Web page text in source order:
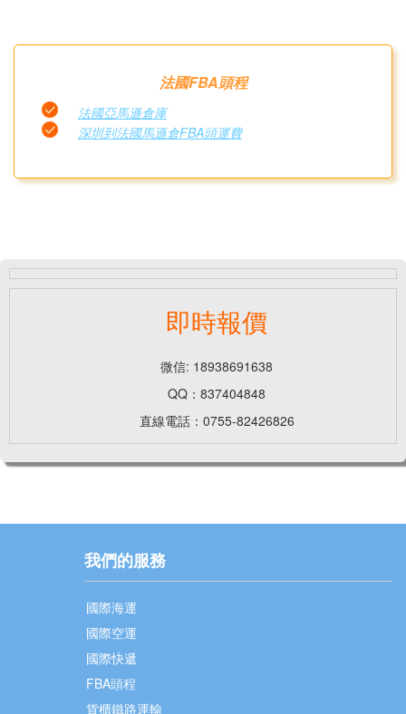
法國FBA頭程
法國亞馬遜倉庫
深圳到法國馬遜倉FBA頭運費
即時報價
微信: 18938691638
QQ：837404848
直線電話：0755-82426826
我們的服務
國際海運
國際空運
國際快遞
FBA頭程
貨櫃鐵路運輸